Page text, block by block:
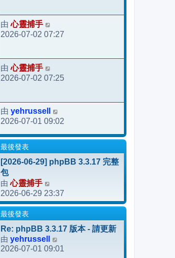
由心靈捕手
2026-07-02 07:27
由心靈捕手
2026-07-02 07:25
由 yehrussell
2026-07-01 09:02
最後發表
[2026-06-29] phpBB 3.3.17 完整
包
由心靈捕手
視
最
發
表
2026-06-29 23:37
最後發表
Re: phpBB 3.3.17 版本 - 請更新
由 yehrussell
視
2026-07-01 09:01